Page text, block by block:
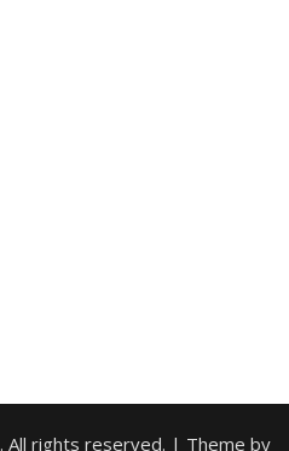
. All rights reserved. | Theme by